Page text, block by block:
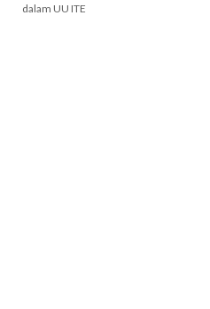
dalam UU ITE